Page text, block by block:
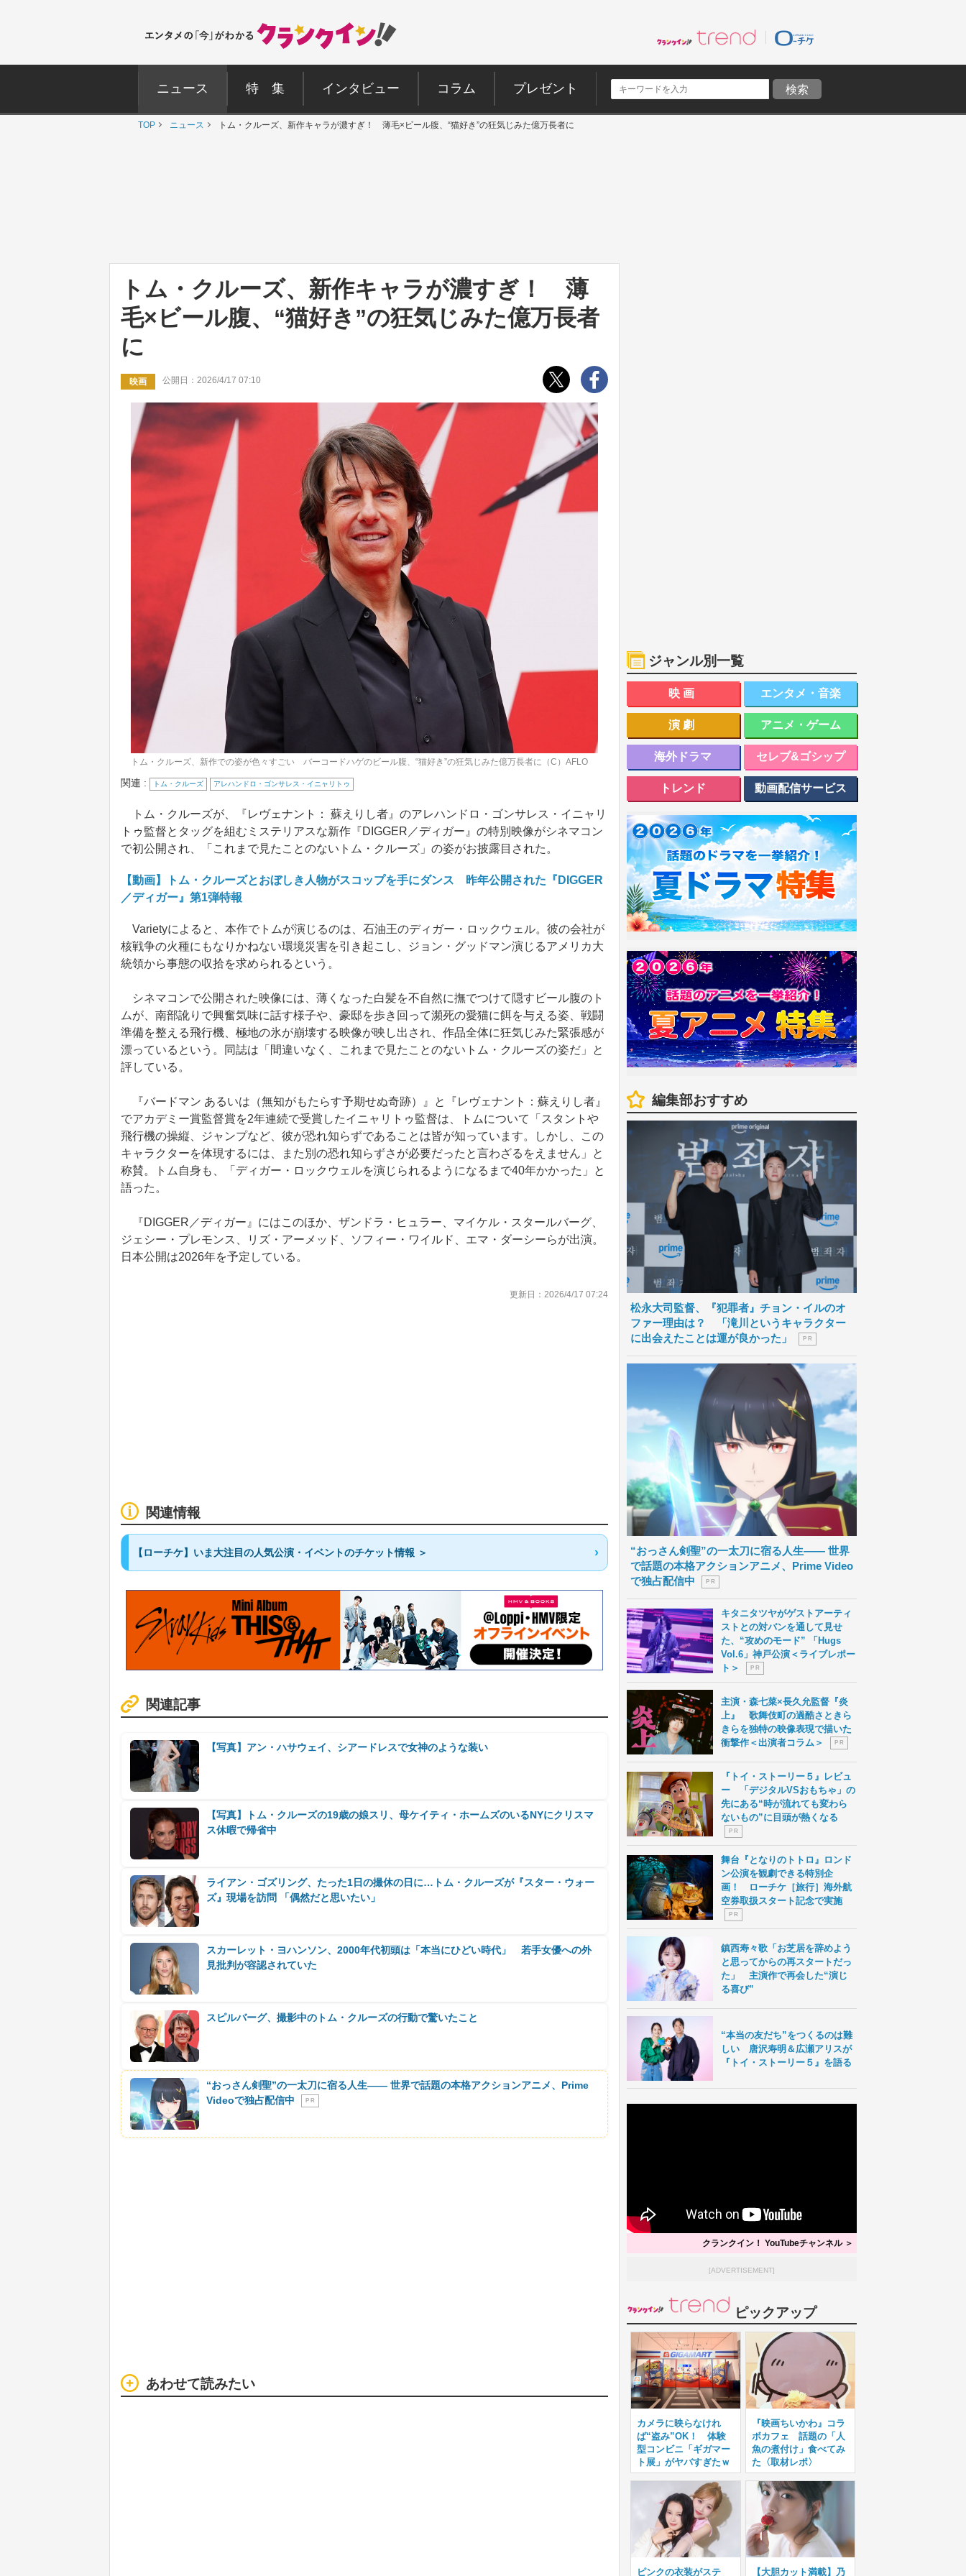
ニュース 特 集 インタビュー コラム プレゼント
TOP ニュース トム・クルーズ、新作キャラが濃すぎ！ 薄毛×ビール腹、“猫好き”の狂気じみた億万長者に
トム・クルーズ、新作キャラが濃すぎ！ 薄
毛×ビール腹、“猫好き”の狂気じみた億万長者
に
映画 公開日：2026/4/17 07:10
トム・クルーズ、新作での姿が色々すごい バーコードハゲのビール腹、“猫好き”の狂気じみた億万長者に（C）AFLO
関連 : トム・クルーズ アレハンドロ・ゴンサレス・イニャリトゥ
トム・クルーズが、『レヴェナント： 蘇えりし者』のアレハンドロ・ゴンサレス・イニャリ
トゥ監督とタッグを組むミステリアスな新作『DIGGER／ディガー』の特別映像がシネマコン
で初公開され、「これまで見たことのないトム・クルーズ」の姿がお披露目された。
【動画】トム・クルーズとおぼしき人物がスコップを手にダンス 昨年公開された『DIGGER
／ディガー』第1弾特報
Varietyによると、本作でトムが演じるのは、石油王のディガー・ロックウェル。彼の会社が
核戦争の火種にもなりかねない環境災害を引き起こし、ジョン・グッドマン演じるアメリカ大
統領から事態の収拾を求められるという。
シネマコンで公開された映像には、薄くなった白髪を不自然に撫でつけて隠すビール腹のト
ムが、南部訛りで興奮気味に話す様子や、豪邸を歩き回って瀕死の愛猫に餌を与える姿、戦闘
準備を整える飛行機、極地の氷が崩壊する映像が映し出され、作品全体に狂気じみた緊張感が
漂っているという。同誌は「間違いなく、これまで見たことのないトム・クルーズの姿だ」と
評している。
『バードマン あるいは（無知がもたらす予期せぬ奇跡）』と『レヴェナント：蘇えりし者』
でアカデミー賞監督賞を2年連続で受賞したイニャリトゥ監督は、トムについて「スタントや
飛行機の操縦、ジャンプなど、彼が恐れ知らずであることは皆が知っています。しかし、この
キャラクターを体現するには、また別の恐れ知らずさが必要だったと言わざるをえません」と
称賛。トム自身も、「ディガー・ロックウェルを演じられるようになるまで40年かかった」と
語った。
『DIGGER／ディガー』にはこのほか、ザンドラ・ヒュラー、マイケル・スタールバーグ、
ジェシー・プレモンス、リズ・アーメッド、ソフィー・ワイルド、エマ・ダーシーらが出演。
日本公開は2026年を予定している。
更新日：2026/4/17 07:24
関連情報
【ローチケ】いま大注目の人気公演・イベントのチケット情報 ＞
関連記事
【写真】アン・ハサウェイ、シアードレスで女神のような装い
【写真】トム・クルーズの19歳の娘スリ、母ケイティ・ホームズのいるNYにクリスマ
ス休暇で帰省中
ライアン・ゴズリング、たった1日の撮休の日に…トム・クルーズが『スター・ウォー
ズ』現場を訪問 「偶然だと思いたい」
スカーレット・ヨハンソン、2000年代初頭は「本当にひどい時代」 若手女優への外
見批判が容認されていた
スピルバーグ、撮影中のトム・クルーズの行動で驚いたこと
“おっさん剣聖”の一太刀に宿る人生―― 世界で話題の本格アクションアニメ、Prime
Videoで独占配信中
P R
あわせて読みたい
ジャンル別一覧
映画 エンタメ・音楽
演劇 アニメ・ゲーム
海外ドラマ セレブ&ゴシップ
トレンド 動画配信サービス
編集部おすすめ
松永大司監督、『犯罪者』チョン・イルのオ
ファー理由は？ 「滝川というキャラクター
に出会えたことは運が良かった」
P R
“おっさん剣聖”の一太刀に宿る人生―― 世界
で話題の本格アクションアニメ、Prime Video
で独占配信中
P R
キタニタツヤがゲストアーティ
ストとの対バンを通して見せ
た、“攻めのモード” 「Hugs
Vol.6」神戸公演＜ライブレポー
ト＞
P R
主演・森七菜×長久允監督『炎
上』 歌舞伎町の過酷さときら
きらを独特の映像表現で描いた
衝撃作＜出演者コラム＞
P R
『トイ・ストーリー５』レビュ
ー 「デジタルVSおもちゃ」の
先にある“時が流れても変わら
ないもの”に目頭が熱くなる
P R
舞台『となりのトトロ』ロンド
ン公演を観劇できる特別企
画！ ローチケ［旅行］海外航
空券取扱スタート記念で実施
P R
鎮西寿々歌「お芝居を辞めよう
と思ってからの再スタートだっ
た」 主演作で再会した“演じ
る喜び”
“本当の友だち”をつくるのは難
しい 唐沢寿明＆広瀬アリスが
『トイ・ストーリー５』を語る
クランクイン！ YouTubeチャンネル ＞
[ADVERTISEMENT]
ピックアップ
カメラに映らなけれ
ば“盗み”OK！ 体験
型コンビニ「ギガマー
ト展」がヤバすぎたｗ
『映画ちいかわ』コラ
ボカフェ 話題の「人
魚の煮付け」食べてみ
た〈取材レポ〉
ピンクの衣装がステ 【大胆カット満載】乃